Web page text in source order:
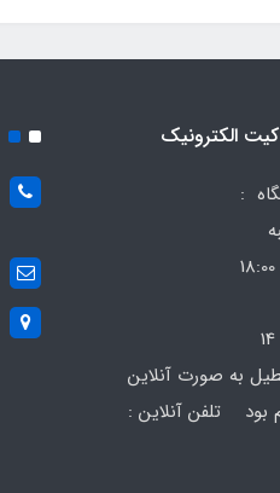
الکترونیک
:
به صورت آنلاین
بود تلفن آنلاین :